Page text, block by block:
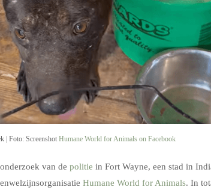
| Foto: Screenshot Humane World for Animals on Facebook
van de politie in Fort Wayne, een stad in
Humane World for Animals. In